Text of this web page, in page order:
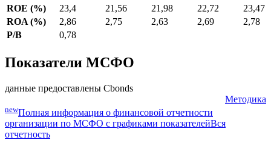
ROE (%)
23,4 21,56 21,98 22,72
23,47
ROA (%)
2,86 2,75 2,63 2,69
2,78
P/B
0,78
Показатели МСФО
данные предоставлены Cbonds
Методика
newПолная информация о финансовой отчетности
организации по МСФО с графиками показателейВся
отчетность